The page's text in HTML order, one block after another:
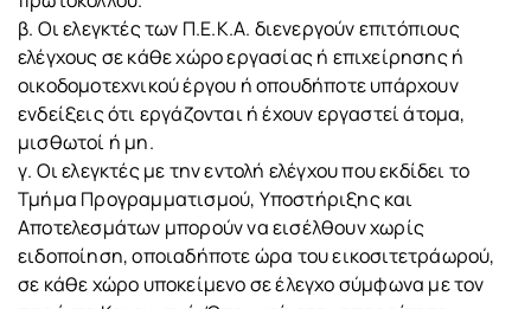
β. Οι ελεγκτές των Π.Ε.Κ.Α. διενεργούν επιτόπιους
ελέγχους σε κάθε χώρο εργασίας ή επιχείρησης ή
οικοδομοτεχνικού έργου ή οπουδήποτε υπάρχουν
ενδείξεις ότι εργάζονται ή έχουν εργαστεί άτομα,
μισθωτοί ή μη.
γ. Οι ελεγκτές με την εντολή ελέγχου που εκδίδει το
Τμήμα Προγραμματισμού, Υποστήριξης και
Αποτελεσμάτων μπορούν να εισέλθουν χωρίς
ειδοποίηση, οποιαδήποτε ώρα του εικοσιτετράωρού,
σε κάθε χώρο υποκείμενο σε έλεγχο σύμφωνα με τον